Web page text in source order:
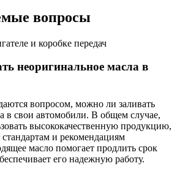
вопросы
и коробке передач
неоригинальное масла в
вопросом, можно ли заливать
в свои автомобили. В общем случае,
высококачественную продукцию,
стандартам и рекомендациям
масло помогает продлить срок
его надежную работу.